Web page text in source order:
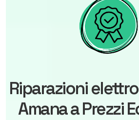
Riparazioni
Amana a Prezzi